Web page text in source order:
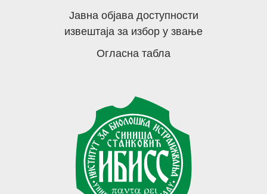
Јавна објава доступности
извештаја за избор у звање
Огласна табла